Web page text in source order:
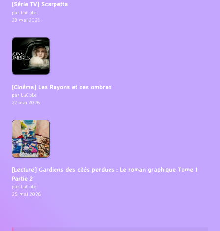
[Série TV] Scarpetta
par LuCioLe
29 mai 2026
[Cinéma] Les Rayons et des ombres
par LuCioLe
27 mai 2026
[Lecture] Gardiens des cités perdues : Le roman graphique Tome 1
Partie 2
par LuCioLe
25 mai 2026